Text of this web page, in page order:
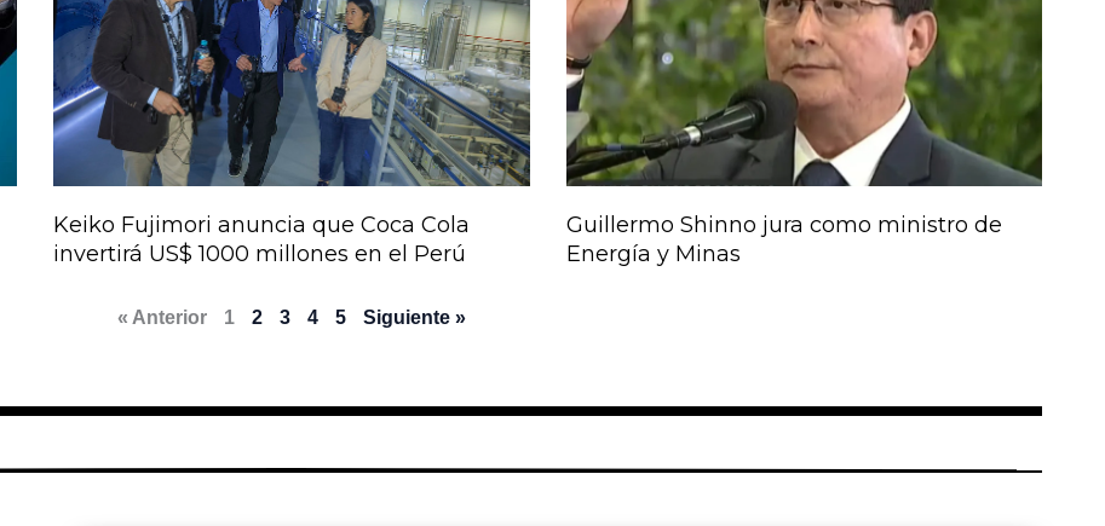
Keiko Fujimori anuncia que Coca Cola
invertirá US$ 1000 millones en el Perú
Guillermo Shinno jura como ministro de
Energía y Minas
« Anterior 1 2 3 4 5 Siguiente »